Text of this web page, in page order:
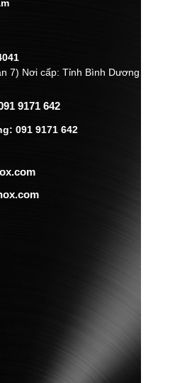
7) Nơi cấp: Tỉnh Bình Dương
9171 642
091 9171 642